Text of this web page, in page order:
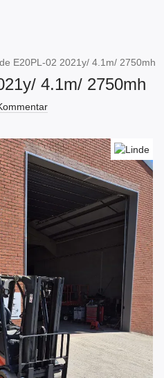
E20PL-02 2021y/ 4.1m/ 2750mh
4.1m/ 2750mh